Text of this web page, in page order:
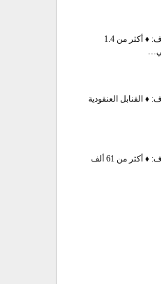
♦️
أكثر من 1.4
♦️القنابل العنقودية
♦️
أكثر من 61 ألف